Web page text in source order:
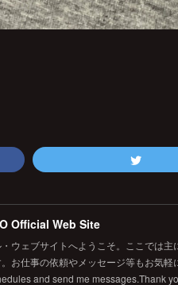
Official Web Site
ウェブサイトへようこそ。ここでは
お仕事の依頼やメッセージ等もお気
and send me messages.Thank